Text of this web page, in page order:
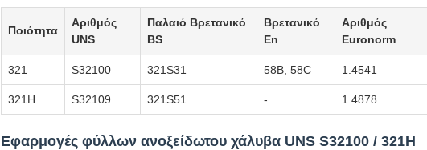
Ποιότητα
Αριθμός
UNS
Παλαιό Βρετανικό
BS
Βρετανικό
En
Αριθμός
Euronorm
321 S32100 321S31 58B, 58C 1.4541
321H S32109 321S51 - 1.4878
Εφαρμογές φύλλων ανοξείδωτου χάλυβα UNS S32100 / 321H